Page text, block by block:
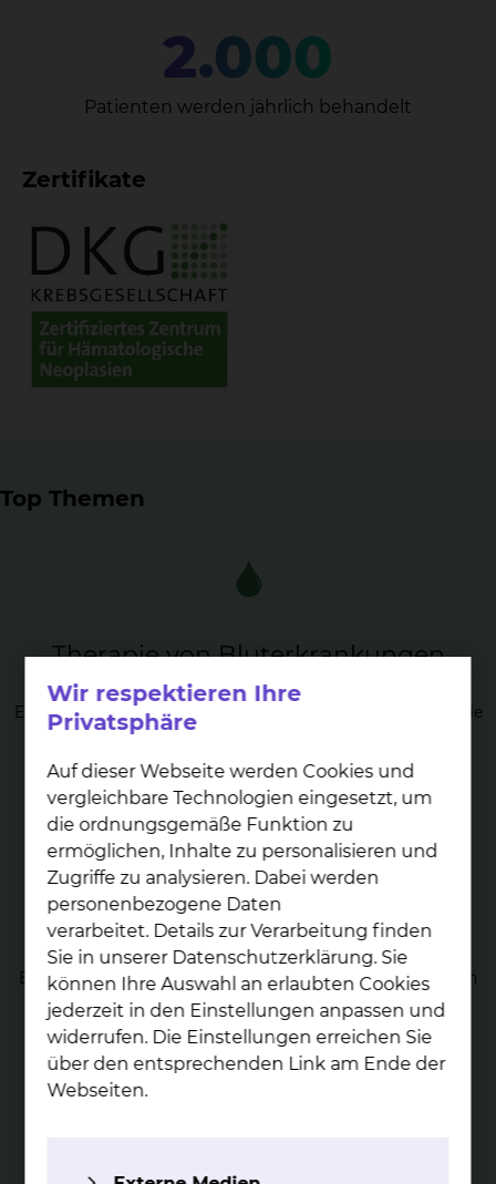
2.000
Patienten werden jährlich behandelt
Zertifikate
Top Themen
The­ra­pie von Blu­ter­kran­kun­gen
Unser Schwerpunkt ist die Diagnostik und Therapie aller
Erkrankungen des Blutes, des lymphatischen Systems sowie
aller Tumorerkrankungen.
mehr
The­ra­pie von Tu­mor­er­kran­kun­gen
Bei der Diagnose von Krebs werden bildgebende Verfahren
eingesetzt und die Analyse von Zell- und Gewebeproben
durchgeführt.
mehr
Wir respektieren Ihre
Privatsphäre
Auf dieser Webseite werden Cookies und
vergleichbare Technologien eingesetzt, um
die ordnungsgemäße Funktion zu
ermöglichen, Inhalte zu personalisieren und
Zugriffe zu analysieren. Dabei werden
personenbezogene Daten
verarbeitet. Details zur Verarbeitung finden
Sie in unserer Datenschutzerklärung. Sie
können Ihre Auswahl an erlaubten Cookies
jederzeit in den Einstellungen anpassen und
widerrufen. Die Einstellungen erreichen Sie
über den entsprechenden Link am Ende der
Webseiten.